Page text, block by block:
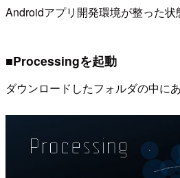
Androidアプリ開発環境が整った
■Processingを起動
ダウンロードしたフォルダの中に